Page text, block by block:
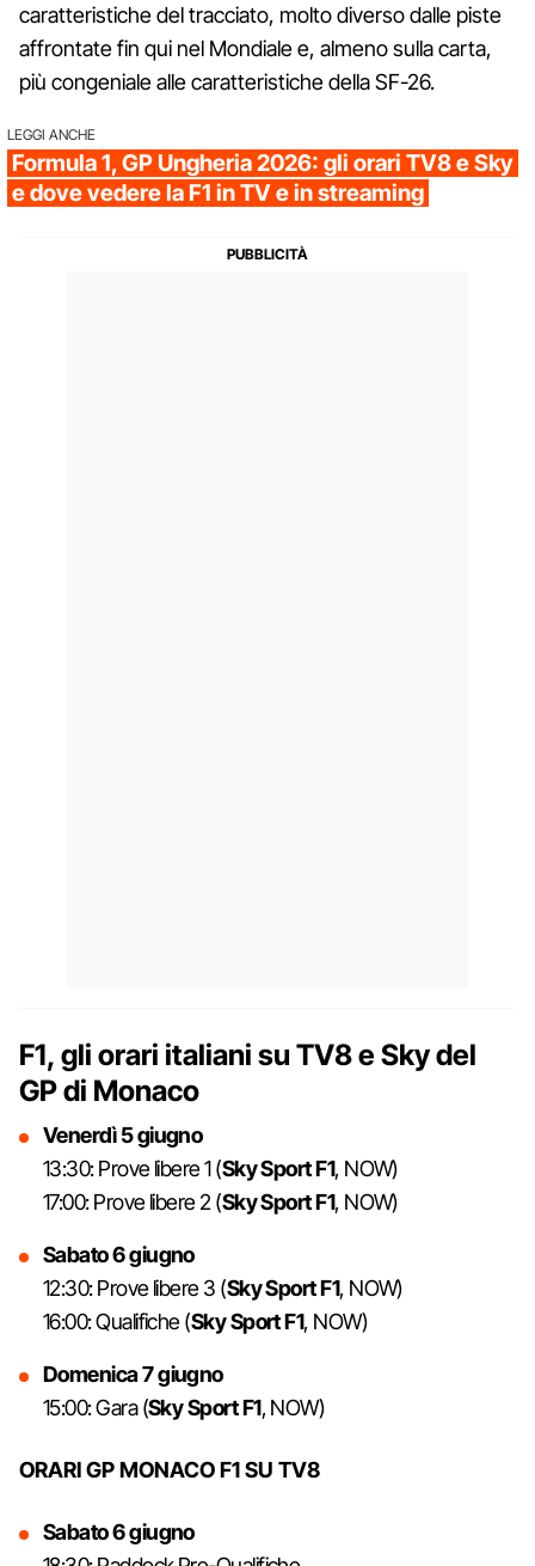
caratteristiche del tracciato, molto diverso dalle piste
affrontate fin qui nel Mondiale e, almeno sulla carta,
più congeniale alle caratteristiche della SF-26.
LEGGI ANCHE
Formula 1, GP Ungheria 2026: gli orari TV8 e Sky
e dove vedere la F1 in TV e in streaming
F1, gli orari italiani su TV8 e Sky del
GP di Monaco
Venerdì 5 giugno
13:30: Prove libere 1 (Sky Sport F1, NOW)
17:00: Prove libere 2 (Sky Sport F1, NOW)
Sabato 6 giugno
12:30: Prove libere 3 (Sky Sport F1, NOW)
16:00: Qualifiche (Sky Sport F1, NOW)
Domenica 7 giugno
15:00: Gara (Sky Sport F1, NOW)
ORARI GP MONACO F1 SU TV8
Sabato 6 giugno